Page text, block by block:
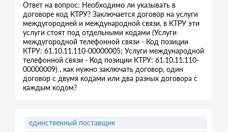
Ответ на вопрос: Необходимо ли указывать в
договоре код КТРУ? Заключается договор на услуги
междугородней и международной связи, в КТРУ эти
услуги стоят под отдельными кодами (Услуги
междугородной телефонной связи - Код позиции
КТРУ: 61.10.11.110-00000005; Услуги международной
телефонной связи - Код позиции КТРУ: 61.10.11.110-
00000009) , как нужно заключать договор, один
договор с двумя кодами или два разных договора с
каждым кодом?
единственный поставщик